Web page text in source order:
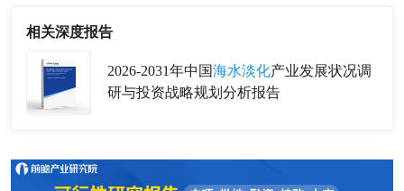
相关深度报告
2026-2031年中国海水淡化产业发展状况调
研与投资战略规划分析报告